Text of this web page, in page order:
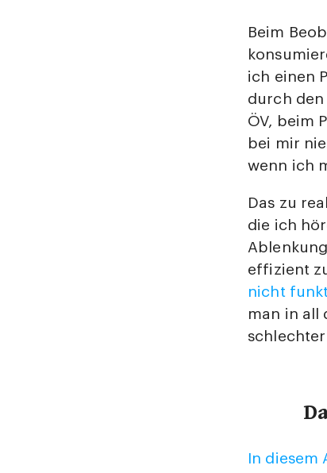
Beim
ich einen
durch den
ÖV, beim
bei mir
wenn ich
Das zu
die ich
effizient
nicht
man in all
schlechter
In diesem